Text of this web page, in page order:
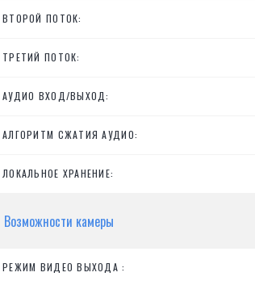
ВТОРОЙ ПОТОК:
ТРЕТИЙ ПОТОК:
АУДИО ВХОД/ВЫХОД:
АЛГОРИТМ СЖАТИЯ АУДИО:
ЛОКАЛЬНОЕ ХРАНЕНИЕ:
Возможности камеры
РЕЖИМ ВИДЕО ВЫХОДА :